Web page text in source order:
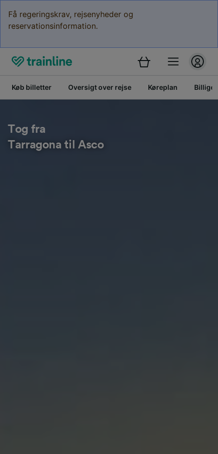
Få regeringskrav, rejsenyheder og
reservationsinformation.
Køb billetter Oversigt over rejse Køreplan Billige
Tog fra
Tarragona til Asco